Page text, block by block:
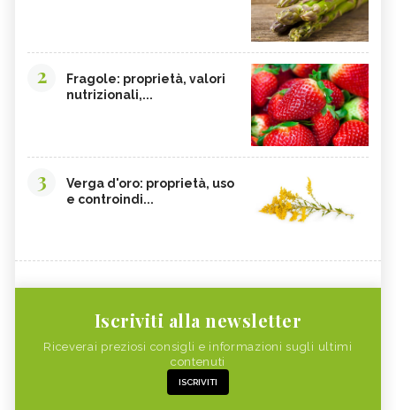
2
Fragole: proprietà, valori
nutrizionali,...
3
Verga d'oro: proprietà, uso
e controindi...
Iscriviti alla newsletter
Riceverai preziosi consigli e informazioni sugli ultimi
contenuti
ISCRIVITI